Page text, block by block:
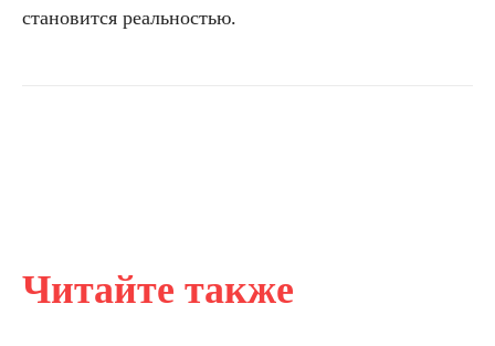
Читайте также
становится реальностью.